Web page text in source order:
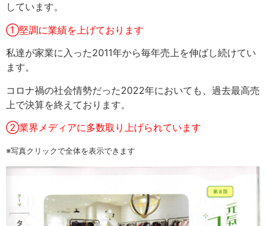
しています。
①堅調に業績を上げております
私達が家業に入った2011年から毎年売上を伸ばし続けてい
ます。
コロナ禍の社会情勢だった2022年においても、過去最高売
上で決算を終えております。
②業界メディアに多数取り上げられています
※写真クリックで全体を表示できます